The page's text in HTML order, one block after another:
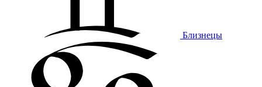
Близнецы